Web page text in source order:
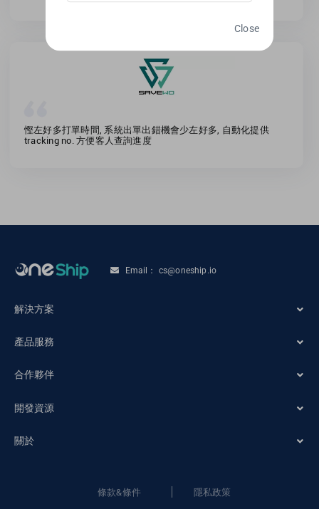
慳左好多打單時間, 系統出單出錯機會少左好多, 自動化提供
tracking no. 方便客人查詢進度
Email： cs@oneship.io
解決方案
電商商家
產品服務
系統自動化
合作夥伴
電子商務合作夥伴
開發資源
訂單追蹤
關於
條款&條件 隱私政策
Close